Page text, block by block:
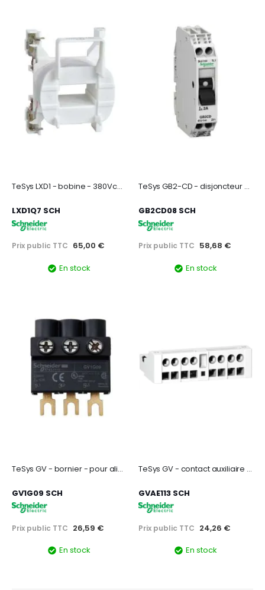
TeSys LXD1 - bobine - 380Vca 50/60Hz
LXD1Q7 SCH
Prix public TTC 65,00 €
En stock
TeSys GB2-CD - disjoncteur pour circuit de contrôle - 3A - 1P+N - 1d
GB2CD08 SCH
Prix public TTC 58,68 €
En stock
TeSys GV - bornier - pour alimenter jeux de barres tripolaires GV2 - par le haut
GV1G09 SCH
Prix public TTC 26,59 €
En stock
TeSys GV - contact auxiliaire - 1O+1F
GVAE113 SCH
Prix public TTC 24,26 €
En stock